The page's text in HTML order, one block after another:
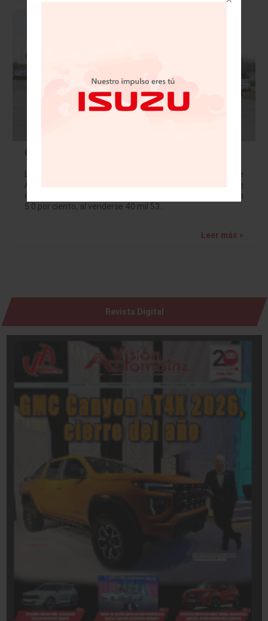
Cae ventas de vehículos pesados dn 2017: AMDA
La Asociación Mexicana de Distribuidores de
Automotores (AMDA) destacó que de enero a diciembre
de 2017, las ventas de vehículos pesados descendieron
5.0 por ciento, al venderse 40 mil 53…
Leer más »
Revista Digital